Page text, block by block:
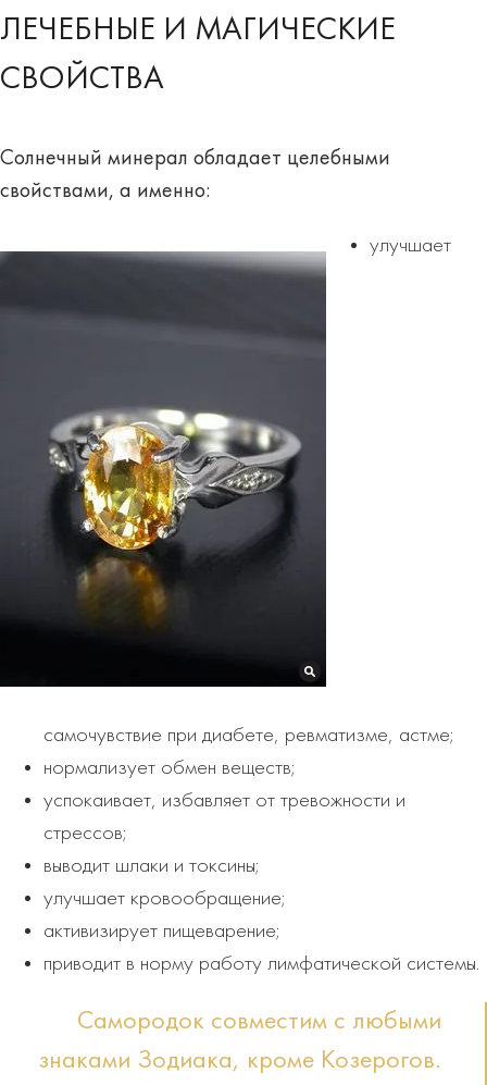
ЛЕЧЕБНЫЕ И МАГИЧЕСКИЕ
СВОЙСТВА
Солнечный минерал обладает целебными
свойствами, а именно:
улучшает
самочувствие при диабете, ревматизме, астме;
нормализует обмен веществ;
успокаивает, избавляет от тревожности и
стрессов;
выводит шлаки и токсины;
улучшает кровообращение;
активизирует пищеварение;
приводит в норму работу лимфатической системы.
Самородок совместим с любыми
знаками Зодиака, кроме Козерогов.